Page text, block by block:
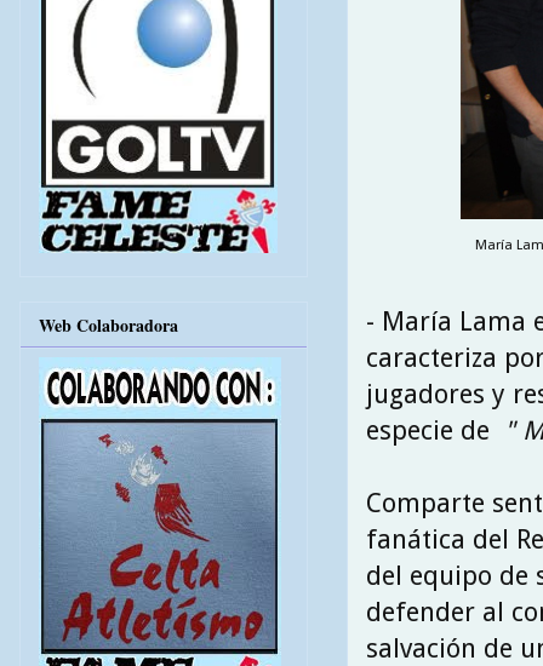
María
- María Lama
caracteriza
jugadores y
especie de
"
Comparte
fanática del
del equipo de
defender al
salvación de
Web Colaboradora